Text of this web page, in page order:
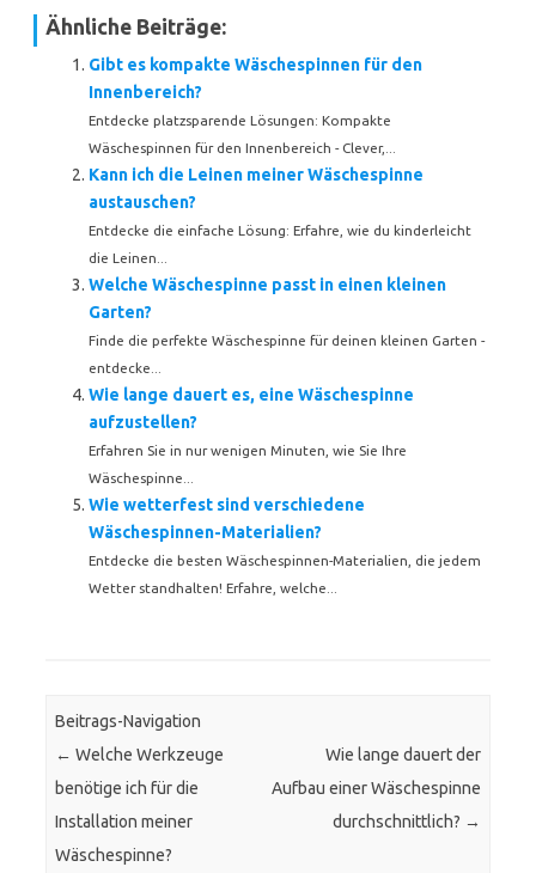
Ähnliche Beiträge:
Gibt es kompakte Wäschespinnen für den
Innenbereich?
Entdecke platzsparende Lösungen: Kompakte
Wäschespinnen für den Innenbereich - Clever,...
Kann ich die Leinen meiner Wäschespinne
austauschen?
Entdecke die einfache Lösung: Erfahre, wie du kinderleicht
die Leinen...
Welche Wäschespinne passt in einen kleinen
Garten?
Finde die perfekte Wäschespinne für deinen kleinen Garten -
entdecke...
Wie lange dauert es, eine Wäschespinne
aufzustellen?
Erfahren Sie in nur wenigen Minuten, wie Sie Ihre
Wäschespinne...
Wie wetterfest sind verschiedene
Wäschespinnen-Materialien?
Entdecke die besten Wäschespinnen-Materialien, die jedem
Wetter standhalten! Erfahre, welche...
Beitrags-Navigation
← Welche Werkzeuge
benötige ich für die
Installation meiner
Wäschespinne?
Wie lange dauert der
Aufbau einer Wäschespinne
durchschnittlich? →